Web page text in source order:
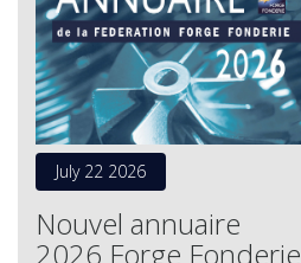
July 22 2026
Nouvel annuaire
2026 Forge Fonderie